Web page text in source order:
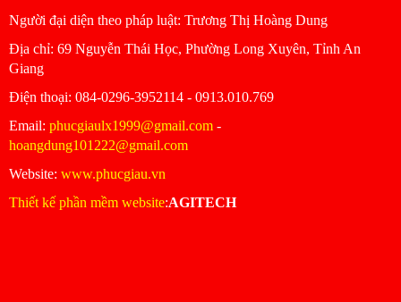
Người đại diện theo pháp luật: Trương Thị Hoàng Dung
Ðịa chỉ: 69 Nguyễn Thái Học, Phường Long Xuyên, Tỉnh An
Giang
Ðiện thoại: 084-0296-3952114 - 0913.010.769
Email: phucgiaulx1999@gmail.com -
hoangdung101222@gmail.com
Website: www.phucgiau.vn
Thiết kế phần mềm website:AGITECH